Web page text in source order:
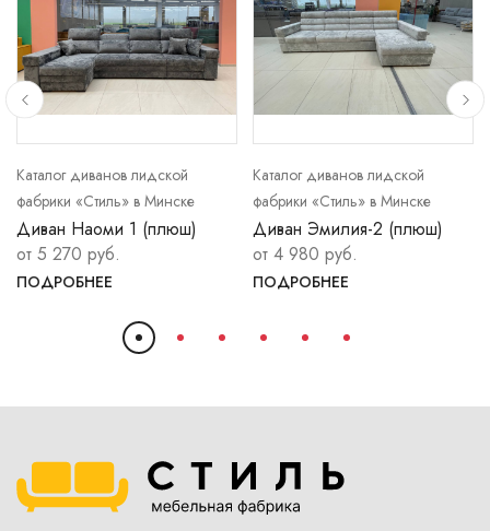
Каталог диванов лидской
фабрики «Стиль» в Минске
Диван Наоми 1 (плюш)
от 5 270 руб.
ПОДРОБНЕЕ
Каталог диванов лидской
фабрики «Стиль» в Минске
Диван Эмилия-2 (плюш)
от 4 980 руб.
ПОДРОБНЕЕ